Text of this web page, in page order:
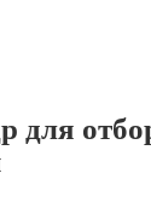
для